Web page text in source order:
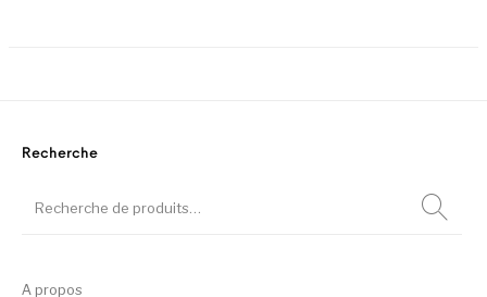
Recherche
A propos